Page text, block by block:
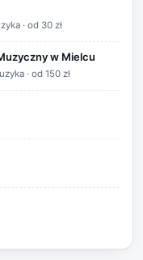
· od 30 zł
w Mielcu
· od 150 zł